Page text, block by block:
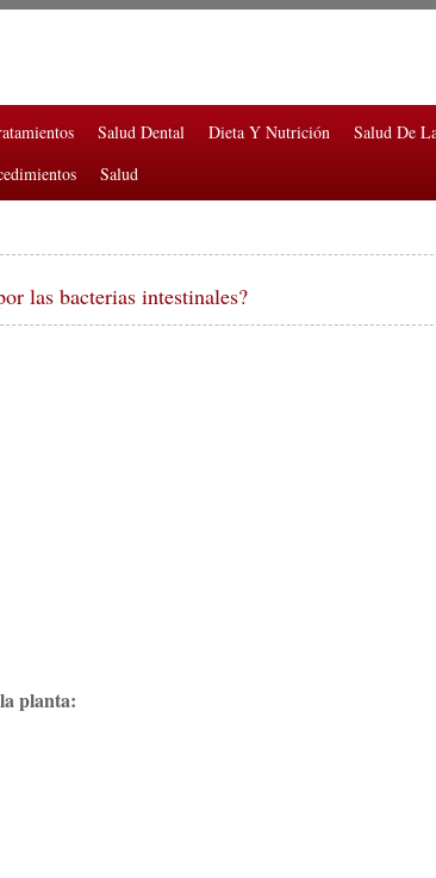
Salud Dental Dieta Y Nutrición
Salud De
Salud
las bacterias intestinales?
planta: